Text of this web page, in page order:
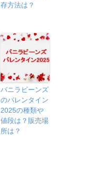
存方法は？
バニラビーンズ
のバレンタイン
2025の種類や
値段は？販売場
所は？